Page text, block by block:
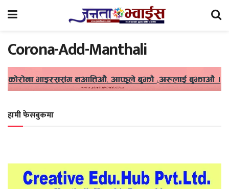
Corona-Add-Manthali
हामी फेसबुकमा